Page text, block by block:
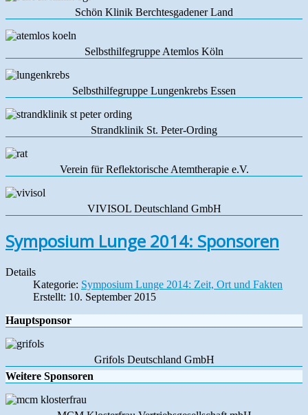
Schön Klinik Berchtesgadener Land
Selbsthilfegruppe Atemlos Köln
Selbsthilfegruppe Lungenkrebs Essen
Strandklinik St. Peter-Ording
Verein für Reflektorische Atemtherapie e.V.
VIVISOL Deutschland GmbH
Symposium Lunge 2014: Sponsoren
Details
Kategorie: Symposium Lunge 2014: Zeit, Ort und Fakten
Erstellt: 10. September 2015
Hauptsponsor
Grifols Deutschland GmbH
Weitere Sponsoren